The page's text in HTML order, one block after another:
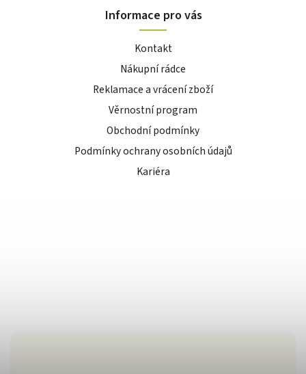
Informace pro vás
Kontakt
Nákupní rádce
Reklamace a vrácení zboží
Věrnostní program
Obchodní podmínky
Podmínky ochrany osobních údajů
Kariéra